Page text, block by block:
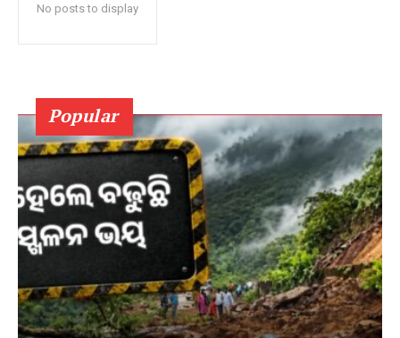
No posts to display
Popular